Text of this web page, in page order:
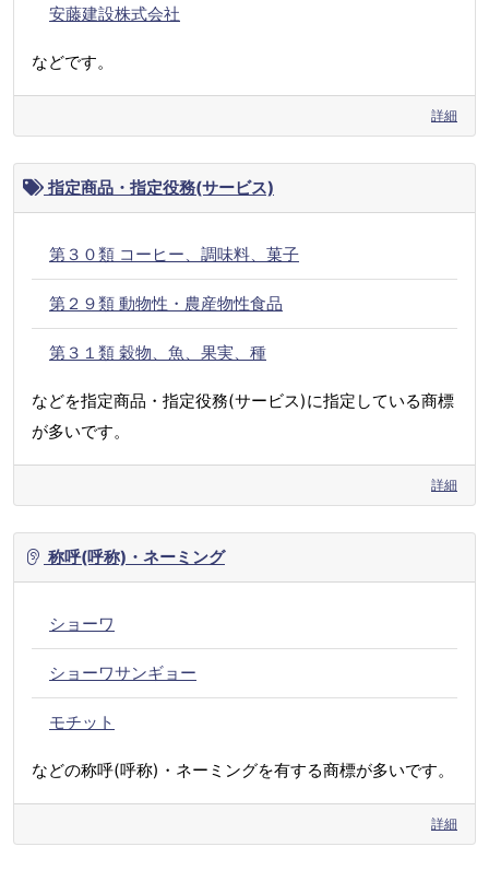
安藤建設株式会社
などです。
詳細
指定商品・指定役務(サービス)
第３０類 コーヒー、調味料、菓子
第２９類 動物性・農産物性食品
第３１類 穀物、魚、果実、種
などを指定商品・指定役務(サービス)に指定している商標
が多いです。
詳細
称呼(呼称)・ネーミング
ショーワ
ショーワサンギョー
モチット
などの称呼(呼称)・ネーミングを有する商標が多いです。
詳細